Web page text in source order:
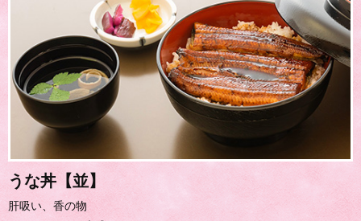
うな丼【並】
肝吸い、香の物